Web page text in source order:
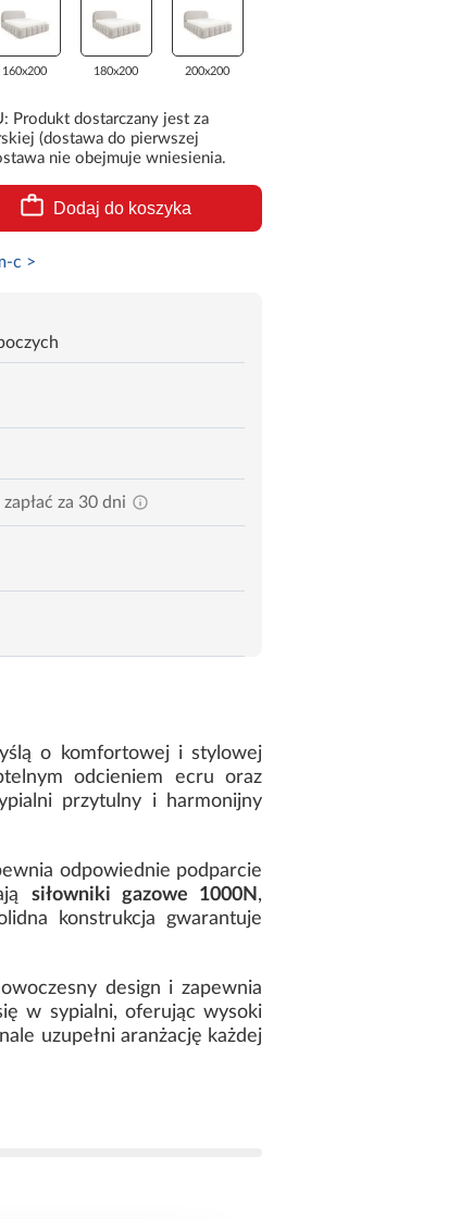
160x200 180x200 200x200
Produkt dostarczany jest za
(dostawa do pierwszej
nie obejmuje wniesienia.
Dodaj do koszyka
c >
za 30 dni
o komfortowej i stylowej
odcieniem ecru oraz
przytulny i harmonijny
odpowiednie podparcie
siłowniki gazowe 1000N ,
konstrukcja gwarantuje
design i zapewnia
w sypialni, oferując wysoki
uzupełni aranżację każdej